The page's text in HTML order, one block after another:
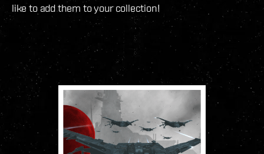
like to add them to your collection!